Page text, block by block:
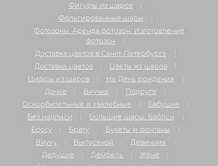
Фигуры из шаров
Фольгированные шары
Фотозоны. Аренда фотозон. Изготовление
фотозон
Доставка цветов в Санкт-Петербурге
Доставка цветов
Цветы из шаров
Цифры из шаров
На День рождения
Дочке
Внучке
Подруге
Оскорбительные и хвалебные
Бабушке
Без надписи
Большие шары. Баблсы
Боссу
Брату
Букеты и фонтаны
Внуку
Выпускной
Девичник
Дедушке
Дембель
Жене